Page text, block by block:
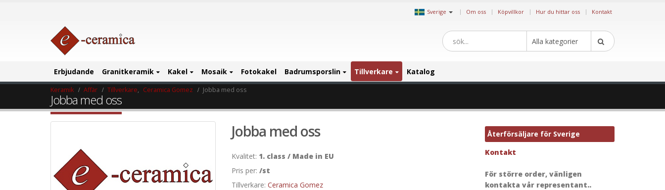
Sverige | Om oss Köpvillkor Hur du hittar oss Kontakt
Alla kategorier
Erbjudande Granitkeramik Kakel Mosaik Fotokakel Badrumsporslin Tillverkare Katalog
Keramik Affär Tillverkare, Ceramica Gomez Jobba med oss
Jobba med oss
Jobba med oss
Kvalitet: 1. class / Made in EU
Pris per: /st
Tillverkare: Ceramica Gomez
Återförsäljare för Sverige
Kontakt
För större order, vänligen
kontakta vår representant..